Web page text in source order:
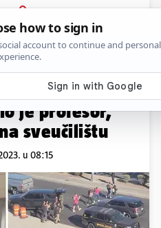
PRIJAVA
News
Las Vegasu
je profesor,
sveučilištu
u 08:15